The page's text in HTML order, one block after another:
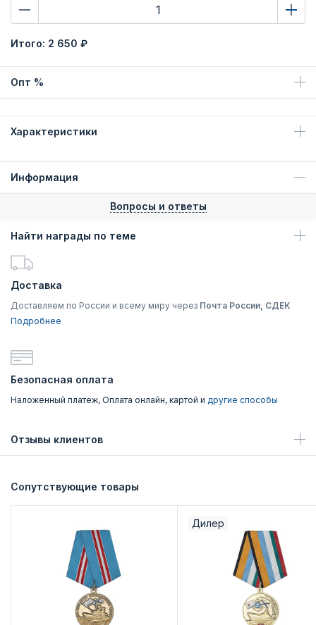
Итого: 2 650 ₽
Опт %
Характеристики
Информация
Вопросы и ответы
Найти награды по теме
Доставка
Доставляем по России и всему миру через Почта России, СДЕК
Подробнее
Безопасная оплата
Наложенный платеж, Оплата онлайн, картой и другие способы
Отзывы клиентов
Сопутствующие товары
Дилер